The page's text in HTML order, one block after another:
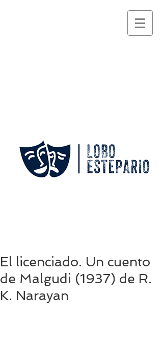
El licenciado. Un cuento
de Malgudi (1937) de R.
K. Narayan